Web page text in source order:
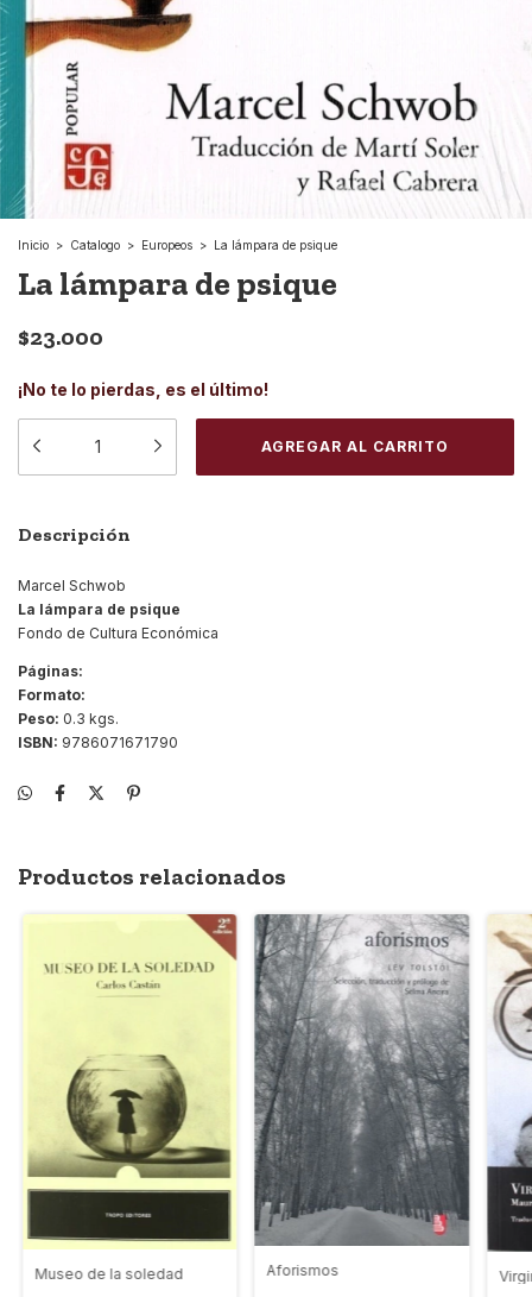
Inicio > Catalogo > Europeos > La lámpara de psique
La lámpara de psique
$23.000
¡No te lo pierdas, es el último!
Descripción
Marcel Schwob
La lámpara de psique
Fondo de Cultura Económica
Páginas:
Formato:
Peso: 0.3 kgs.
ISBN: 9786071671790
Productos relacionados
Museo de la soledad Aforismos